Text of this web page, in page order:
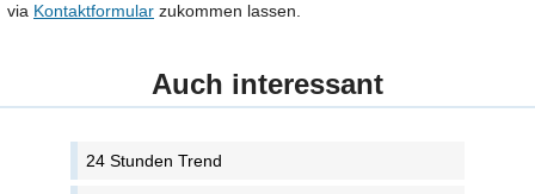
via Kontaktformular zukommen lassen.
Auch interessant
24 Stunden Trend